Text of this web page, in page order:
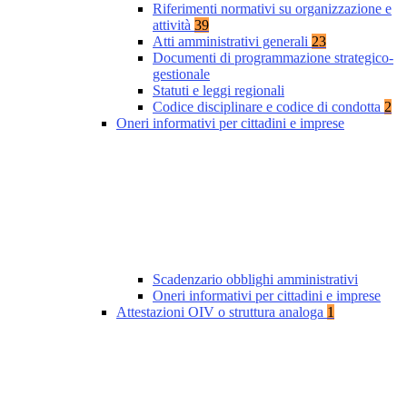
Riferimenti normativi su organizzazione e
attività 39
Atti amministrativi generali 23
Documenti di programmazione strategico-
gestionale
Statuti e leggi regionali
Codice disciplinare e codice di condotta 2
Oneri informativi per cittadini e imprese
Scadenzario obblighi amministrativi
Oneri informativi per cittadini e imprese
Attestazioni OIV o struttura analoga 1